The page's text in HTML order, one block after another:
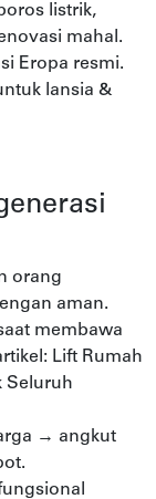
listrik,
mahal.
Eropa resmi.
lansia &
orang
aman.
membawa
Lift Rumah
Seluruh
→ angkut